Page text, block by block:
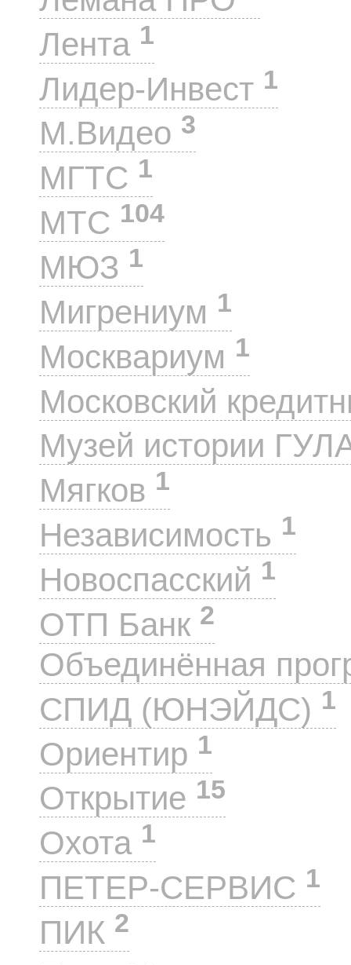
Лента 1
Лидер-Инвест 1
М.Видео 3
МГТС 1
МТС 104
МЮЗ 1
Мигрениум 1
Москвариум 1
Московский
Музей истории
Мягков 1
Независимость 1
Новоспасский 1
ОТП Банк 2
Объединённая
СПИД (ЮНЭЙДС) 1
Ориентир 1
Открытие 15
Охота 1
ПЕТЕР-СЕРВИС 1
ПИК 2